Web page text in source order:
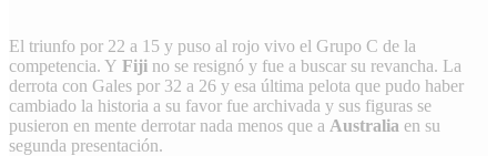
El triunfo por 22 a 15 y puso al rojo vivo el Grupo C de la
competencia. Y Fiji no se resignó y fue a buscar su revancha. La
derrota con Gales por 32 a 26 y esa última pelota que pudo haber
cambiado la historia a su favor fue archivada y sus figuras se
pusieron en mente derrotar nada menos que a Australia en su
segunda presentación.